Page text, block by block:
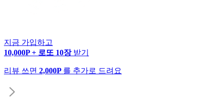
지금 가입하고
10,000P + 로또 10장 받기
리뷰 쓰면 2,000P 를 추가로 드려요